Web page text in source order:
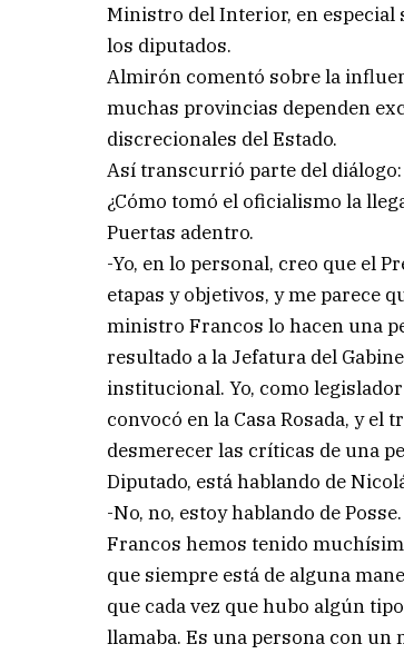
Ministro del Interior, en especial
los diputados.
Almirón comentó sobre la
muchas provincias dependen
discrecionales del Estado.
Así transcurrió parte del diálogo:
¿Cómo tomó el oficialismo la
Puertas adentro.
-Yo, en lo personal, creo que el
etapas y objetivos, y me parece
ministro Francos lo hacen una
resultado a la Jefatura del
institucional. Yo, como
convocó en la Casa Rosada, y
desmerecer las críticas de una
Diputado, está hablando de
-No, no, estoy hablando de
Francos hemos tenido
que siempre está de alguna
que cada vez que hubo algún
llamaba. Es una persona con un